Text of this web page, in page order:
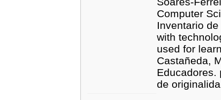
Computer
Inventario
with
used for
Castañeda,
Educadores.
de